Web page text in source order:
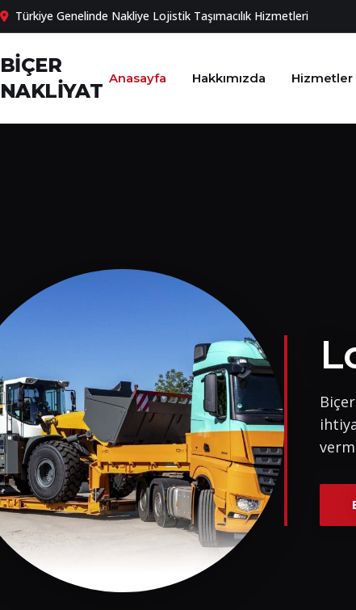
Türkiye Genelinde Nakliye Lojistik Taşımacılık Hizmetleri
BİÇER
NAKLİYAT
Anasayfa Hakkımızda Hizmetler